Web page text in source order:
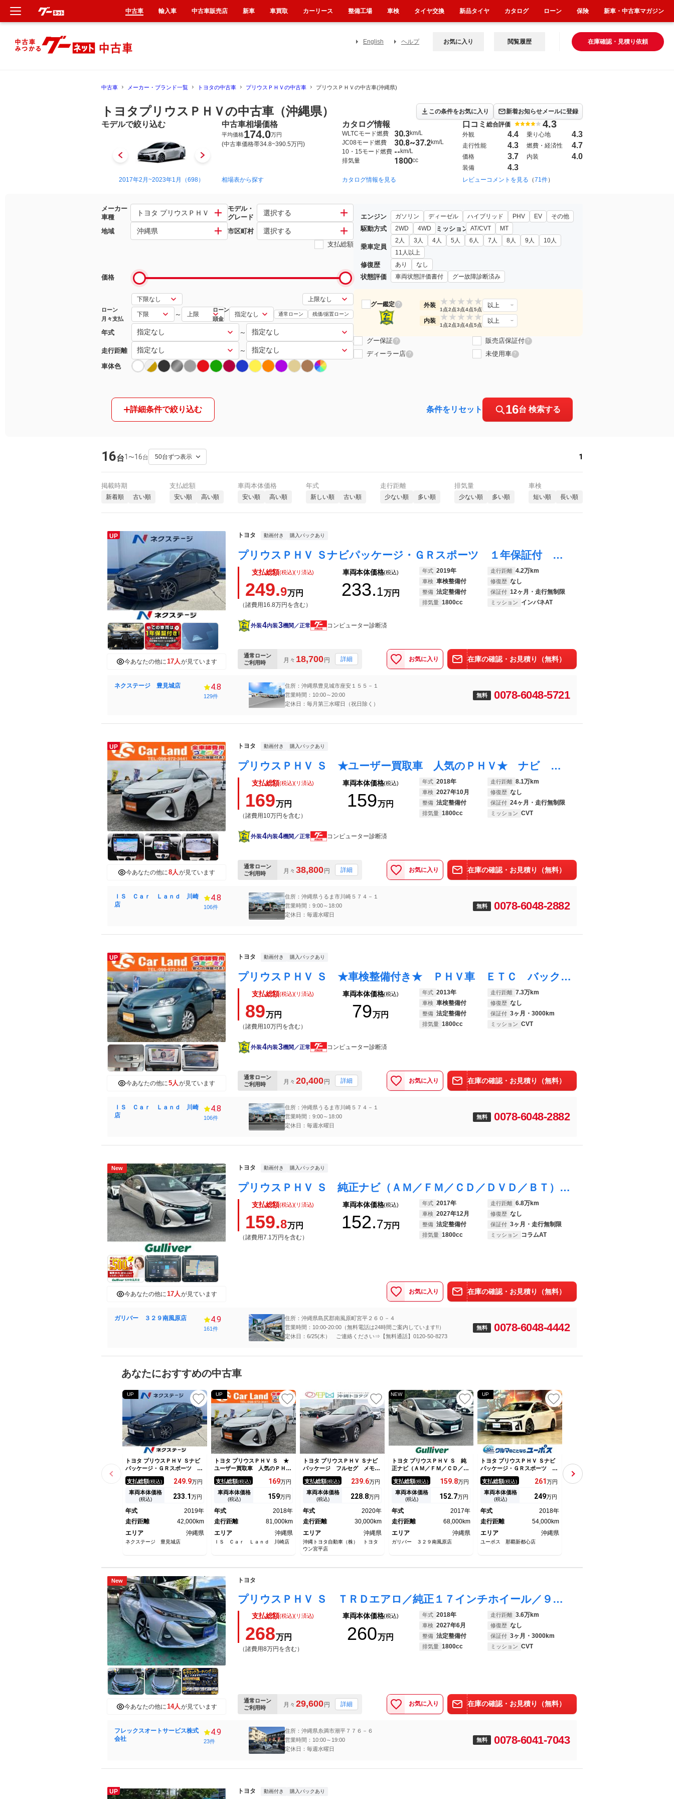
English ヘルプ 在庫確認・見積り依頼
お気に入り 閲覧履歴
中古車 メーカー・ブランド一覧 トヨタの中古車 プリウスＰＨＶの中古車 プリウスＰＨＶの中古車(沖縄県)
トヨタプリウスＰＨＶの中古車（沖縄県） この条件をお気に入り 新着お知らせメールに登録
モデルで絞り込む
2017年2月~2023年1月（698） 2012年1月~2016年5月（85） 2017年2月~2023年1月（698）
中古車相場価格
平均価格174.0万円
(中古車価格帯34.8~390.5万円)
相場表から探す
カタログ情報
WLTCモード燃費 30.3km/L
JC08モード燃費
30.8~37.2km/L
10・15モード燃費 -- km/L
排気量
1800cc
カタログ情報を見る
口コミ 総合評価 4.3
外観 4.4 乗り心地 4.3
走行性能 4.3 燃費・経済性 4.7
価格 3.7 内装 4.0
装備 4.3
レビューコメントを見る （71件）
メーカー
車種
トヨタ プリウスＰＨＶ
モデル・
グレード
選択する
地域 沖縄県 市区町村 選択する
支払総額
価格
ローン
月々支払
～
ローン
頭金
通常ローン 残価/据置ローン
年式 ～
走行距離 ～
車体色
エンジン ガソリン ディーゼル ハイブリッド PHV EV その他
駆動方式 2WD 4WD ミッション AT/CVT MT
乗車定員
2人 3人 4人 5人 6人 7人 8人 9人
10人
11人以上
修復歴 あり なし
状態評価 車両状態評価書付 グー故障診断済み
グー鑑定 ? 外装 ★
1点
★
2点
★
3点
★
4点
★
5点
以上
内装 ★
1点
★
2点
★
3点
★
4点
★
5点
以上
グー保証 ? 販売店保証付 ?
ディーラー店 ? 未使用車 ?
詳細条件で絞り込む 条件をリセット 16台 検索する
16台1 〜16台 1
掲載時期
新着順 古い順
支払総額
安い順 高い順
車両本体価格
安い順 高い順
年式
新しい順 古い順
走行距離
少ない順 多い順
排気量
少ない順 多い順
車検
短い順 長い順
UP
今あなたの他に17人が見ています
トヨタ 動画付き 購入パックあり
プリウスＰＨＶ Ｓナビパッケージ・ＧＲスポーツ １年保証付 バックカメラ １００Ｖ電源 衝突被害軽減システム 禁煙車 ハーフレザーシート ドラレコ スマートキー ＬＥＤヘッド ＥＴＣ２．０ クルコン 純正１８インチアルミ オートハイビーム
支払総額(税込)(リ済込)
249.9万円
（諸費用16.8万円を含む）
車両本体価格(税込)
233.1万円
年式 2019年 走行距離 4.2万km
車検 車検整備付 修復歴 なし
整備 法定整備付 保証付 12ヶ月・走行無制限
排気量 1800cc ミッション インパネAT
外装4内装3機関／正常 コンピューター診断済
通常ローン
ご利用時
月々 18,700円 詳細 お気に入り 在庫の確認・お見積り（無料）
ネクステージ 豊見城店 4.8
129件
住所：沖縄県豊見城市座安１５５－１
営業時間：10:00～20:00
定休日：毎月第三水曜日（祝日除く）
無料 0078-6048-5721
UP
今あなたの他に8人が見ています
トヨタ 動画付き 購入パックあり
プリウスＰＨＶ Ｓ ★ユーザー買取車 人気のＰＨＶ★ ナビ フルセグＴＶ ＤＶＤ Ｂｌｕｅｔｏｏｔｈ ＥＴＣ バックカメラ オートクルーズコントロール ＬＥＤヘッドライト スマートキー２個 １５インチアルミホイール
支払総額(税込)(リ済込)
169万円
（諸費用10万円を含む）
車両本体価格(税込)
159万円
年式 2018年 走行距離 8.1万km
車検 2027年10月 修復歴 なし
整備 法定整備付 保証付 24ヶ月・走行無制限
排気量 1800cc ミッション CVT
外装4内装4機関／正常 コンピューター診断済
通常ローン
ご利用時
月々 38,800円 詳細 お気に入り 在庫の確認・お見積り（無料）
ＩＳ Ｃａｒ Ｌａｎｄ 川崎
店
4.8
106件
住所：沖縄県うるま市川崎５７４－１
営業時間：9:00～18:00
定休日：毎週水曜日
無料 0078-6048-2882
UP
今あなたの他に5人が見ています
トヨタ 動画付き 購入パックあり
プリウスＰＨＶ Ｓ ★車検整備付き★ ＰＨＶ車 ＥＴＣ バックカメラ ＴＶ ＣＤ ＨＩＤヘッドライト プッシュスタート スマートキー 納車時、バッテリー／ワイパー／エンジンオイル／オイルフィルター／新品交換します
支払総額(税込)(リ済込)
89万円
（諸費用10万円を含む）
車両本体価格(税込)
79万円
年式 2013年 走行距離 7.3万km
車検 車検整備付 修復歴 なし
整備 法定整備付 保証付 3ヶ月・3000km
排気量 1800cc ミッション CVT
外装4内装3機関／正常 コンピューター診断済
通常ローン
ご利用時
月々 20,400円 詳細 お気に入り 在庫の確認・お見積り（無料）
ＩＳ Ｃａｒ Ｌａｎｄ 川崎
店
4.8
106件
住所：沖縄県うるま市川崎５７４－１
営業時間：9:00～18:00
定休日：毎週水曜日
無料 0078-6048-2882
New
今あなたの他に17人が見ています
トヨタ 動画付き 購入パックあり
プリウスＰＨＶ Ｓ 純正ナビ（ＡＭ／ＦＭ／ＣＤ／ＤＶＤ／ＢＴ） フルセグＴＶ バックカメラ ドラレコ バックモニター 前後コーナーセンサー 横滑り防止機能 クルーズコントロール スマートキー ＬＥＤヘッドライト
支払総額(税込)(リ済込)
159.8万円
（諸費用7.1万円を含む）
車両本体価格(税込)
152.7万円
年式 2017年 走行距離 6.8万km
車検 2027年12月 修復歴 なし
整備 法定整備付 保証付 3ヶ月・走行無制限
排気量 1800cc ミッション コラムAT
お気に入り 在庫の確認・お見積り（無料）
ガリバー ３２９南風原店 4.9
161件
住所：沖縄県島尻郡南風原町宮平２６０－４
営業時間：10:00-20:00（無料電話は24時間ご案内しています!!）
定休日：6/25(木） ご連絡ください⇒【無料通話】0120-50-8273
無料 0078-6048-4442
あなたにおすすめの中古車
UP
トヨタ プリウスＰＨＶ Ｓナビ
パッケージ・ＧＲスポーツ １
年保証付 バックカメラ １０
０Ｖ電源 衝突被害軽減システ
ム 禁煙車 ハーフレザーシー
ト ドラレコ スマートキー
クルコン 純正１８インチアル
ミ オートハイビーム
支払総額(税込) 249.9万円
車両本体価格
(税込) 233.1万円
年式
2019年
走行距離
42,000km
エリア
沖縄県
ネクステージ 豊見城店
UP
トヨタ プリウスＰＨＶ Ｓ ★
ユーザー買取車 人気のＰＨＶ
★ ナビ フルセグＴＶ ＤＶ
Ｄ Ｂｌｕｅｔｏｏｔｈ ＥＴ
Ｃ バックカメラ オートクル
ーズコントロール ＬＥＤヘッ
１５インチアルミホイール
支払総額(税込) 169万円
車両本体価格
(税込) 159万円
年式
2018年
走行距離
81,000km
エリア
沖縄県
ＩＳ Ｃａｒ Ｌａｎｄ 川崎店
トヨタ プリウスＰＨＶ Ｓナビ
パッケージ フルセグ メモリ
ーナビ ミュージックプレイヤ
ー接続可 バックカメラ 衝突
被害軽減システム ＥＴＣ Ｌ
ＥＤヘッドランプ アイドリン
支払総額(税込) 239.6万円
車両本体価格
(税込) 228.8万円
年式
2020年
走行距離
30,000km
エリア
沖縄県
沖縄トヨタ自動車（株） トヨタ
ウン宮平店
NEW
トヨタ プリウスＰＨＶ Ｓ 純
正ナビ（ＡＭ／ＦＭ／ＣＤ／Ｄ
ＶＤ／ＢＴ） フルセグＴＶ
バックカメラ ドラレコ バッ
クモニター 前後コーナーセン
サー 横滑り防止機能 クルー
ー ＬＥＤヘッドライト
支払総額(税込) 159.8万円
車両本体価格
(税込) 152.7万円
年式
2017年
走行距離
68,000km
エリア
沖縄県
ガリバー ３２９南風原店
UP
トヨタ プリウスＰＨＶ Ｓナビ
パッケージ・ＧＲスポーツ Ｔ
コネクト１１．６インチナビモ
ニター（フルセグＴＶ／Ｂｌｕ
ｅｔｏｏｔｈ／ＵＳＢ／ＡＵ
Ｘ） 急速充電対応 バックカ
前席シートヒーター 充電ケー
ブル有 コーナーセンサー Ｅ
支払総額(税込) 261万円
車両本体価格
(税込) 249万円
年式
2018年
走行距離
54,000km
エリア
沖縄県
ユーポス 那覇新都心店
Ｒスポーツ フルセグ メモリ
ーナビ ＤＶＤ再生 ミュージ
ックプレイヤー接続可 バック
支払総額
New
今あなたの他に 14人 が見ています
トヨタ
プリウスＰＨＶ Ｓ ＴＲＤエアロ／純正１７インチホイール／９インチナビ／ＴＶ／Ｂｌｕｅｔｏｏｔｈ／バックカメラ／ＥＴＣ／ドライブレコーダー／充電ケーブル／ブラインドスポットモニター
支払総額(税込)(リ済込)
268万円
（諸費用8万円を含む）
車両本体価格(税込)
260万円
年式 2018年 走行距離 3.6万km
車検 2027年6月 修復歴 なし
整備 法定整備付 保証付 3ヶ月・3000km
排気量 1800cc ミッション CVT
通常ローン
ご利用時
月々 29,600 円 詳細 お気に入り 在庫の確認・お見積り（無料）
フレックスオートサービス株式
会社
4.9
23件
住所：沖縄県糸満市潮平７７６－６
営業時間：10:00～19:00
定休日：毎週水曜日
無料 0078-6041-7043
UP トヨタ 動画付き 購入パックあり
中古車 輸入車 中古車販売店 新車 車買取 カーリース 整備工場 車検 タイヤ交換 新品タイヤ カタログ ローン 保険 新車・中古車マガジン
新車